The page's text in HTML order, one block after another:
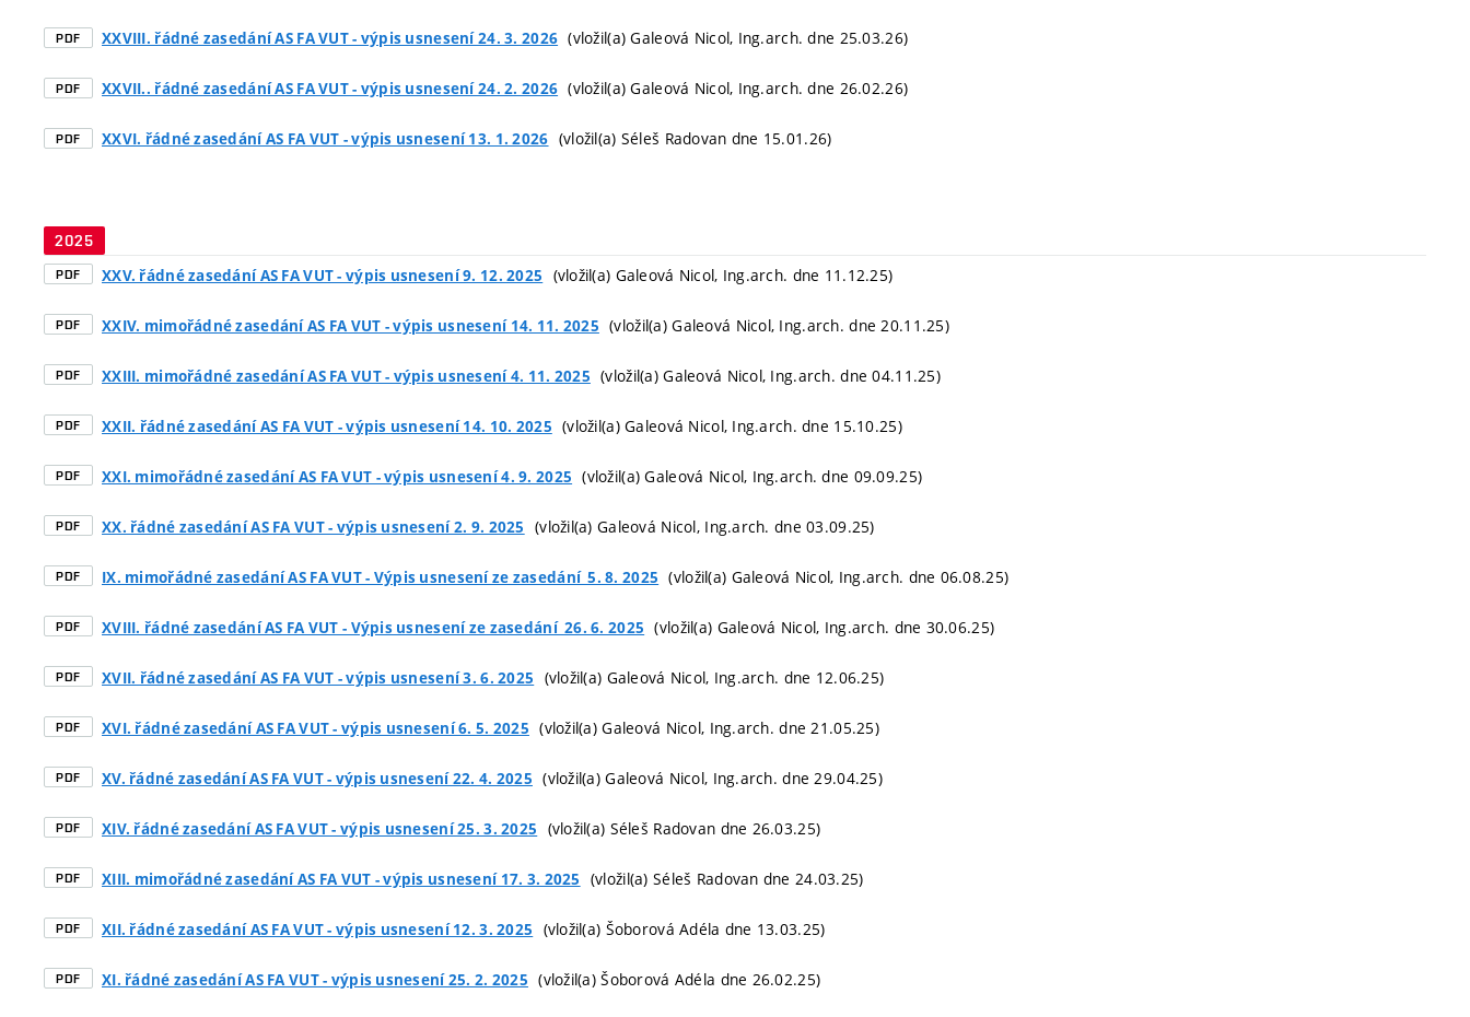
PDF XXVIII. řádné zasedání AS FA VUT - výpis usnesení 24. 3. 2026 (vložil(a) Galeová Nicol, Ing.arch. dne 25.03.26)
PDF XXVII.. řádné zasedání AS FA VUT - výpis usnesení 24. 2. 2026 (vložil(a) Galeová Nicol, Ing.arch. dne 26.02.26)
PDF XXVI. řádné zasedání AS FA VUT - výpis usnesení 13. 1. 2026 (vložil(a) Séleš Radovan dne 15.01.26)
2025
PDF XXV. řádné zasedání AS FA VUT - výpis usnesení 9. 12. 2025 (vložil(a) Galeová Nicol, Ing.arch. dne 11.12.25)
PDF XXIV. mimořádné zasedání AS FA VUT - výpis usnesení 14. 11. 2025 (vložil(a) Galeová Nicol, Ing.arch. dne 20.11.25)
PDF XXIII. mimořádné zasedání AS FA VUT - výpis usnesení 4. 11. 2025 (vložil(a) Galeová Nicol, Ing.arch. dne 04.11.25)
PDF XXII. řádné zasedání AS FA VUT - výpis usnesení 14. 10. 2025 (vložil(a) Galeová Nicol, Ing.arch. dne 15.10.25)
PDF XXI. mimořádné zasedání AS FA VUT - výpis usnesení 4. 9. 2025 (vložil(a) Galeová Nicol, Ing.arch. dne 09.09.25)
PDF XX. řádné zasedání AS FA VUT - výpis usnesení 2. 9. 2025 (vložil(a) Galeová Nicol, Ing.arch. dne 03.09.25)
PDF IX. mimořádné zasedání AS FA VUT - Výpis usnesení ze zasedání_5. 8. 2025 (vložil(a) Galeová Nicol, Ing.arch. dne 06.08.25)
PDF XVIII. řádné zasedání AS FA VUT - Výpis usnesení ze zasedání_26. 6. 2025 (vložil(a) Galeová Nicol, Ing.arch. dne 30.06.25)
PDF XVII. řádné zasedání AS FA VUT - výpis usnesení 3. 6. 2025 (vložil(a) Galeová Nicol, Ing.arch. dne 12.06.25)
PDF XVI. řádné zasedání AS FA VUT - výpis usnesení 6. 5. 2025 (vložil(a) Galeová Nicol, Ing.arch. dne 21.05.25)
PDF XV. řádné zasedání AS FA VUT - výpis usnesení 22. 4. 2025 (vložil(a) Galeová Nicol, Ing.arch. dne 29.04.25)
PDF XIV. řádné zasedání AS FA VUT - výpis usnesení 25. 3. 2025 (vložil(a) Séleš Radovan dne 26.03.25)
PDF XIII. mimořádné zasedání AS FA VUT - výpis usnesení 17. 3. 2025 (vložil(a) Séleš Radovan dne 24.03.25)
PDF XII. řádné zasedání AS FA VUT - výpis usnesení 12. 3. 2025 (vložil(a) Šoborová Adéla dne 13.03.25)
PDF XI. řádné zasedání AS FA VUT - výpis usnesení 25. 2. 2025 (vložil(a) Šoborová Adéla dne 26.02.25)